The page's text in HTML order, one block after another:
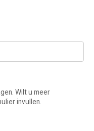
Wilt u meer
invullen.